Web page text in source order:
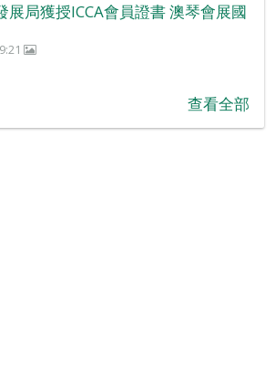
展局獲授ICCA會員證書 澳琴會展國
查看全部